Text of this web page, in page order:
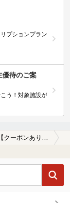
プションプラン
優待のご案
う！対象施設が